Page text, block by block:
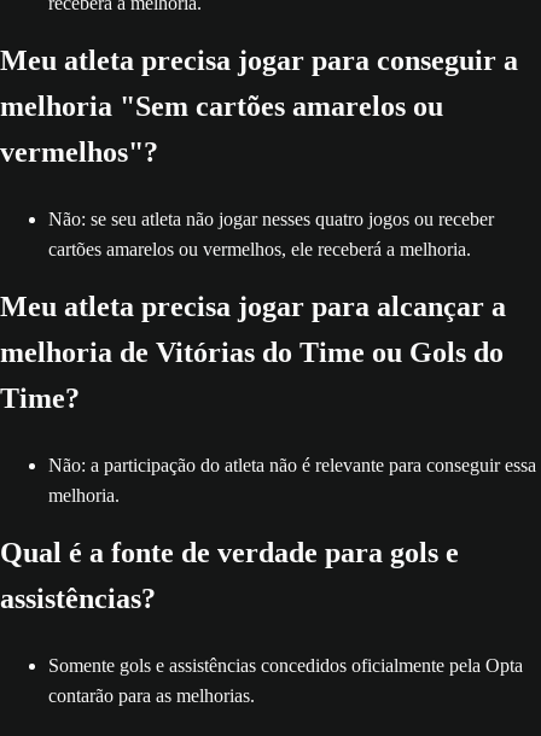
Meu atleta precisa jogar para conseguir a
melhoria "Sem cartões amarelos ou
vermelhos"?
Não: se seu atleta não jogar nesses quatro jogos ou receber
cartões amarelos ou vermelhos, ele receberá a melhoria.
Meu atleta precisa jogar para alcançar a
melhoria de Vitórias do Time ou Gols do
Time?
Não: a participação do atleta não é relevante para conseguir essa
melhoria.
Qual é a fonte de verdade para gols e
assistências?
Somente gols e assistências concedidos oficialmente pela Opta
contarão para as melhorias.